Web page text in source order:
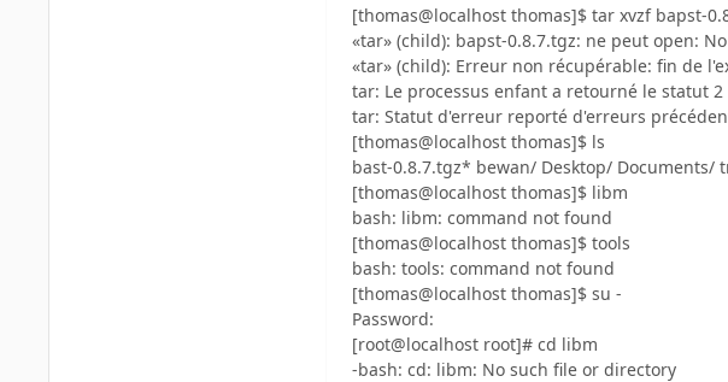
[thomas@localhost thomas]$ tar xvzf bapst-
«tar» (child): bapst-0.8.7.tgz: ne peut open:
«tar» (child): Erreur non récupérable: fin de
tar: Le processus enfant a retourné le statut 2
tar: Statut d'erreur reporté d'erreurs
[thomas@localhost thomas]$ ls
bast-0.8.7.tgz* bewan/ Desktop/ Documents/
[thomas@localhost thomas]$ libm
bash: libm: command not found
[thomas@localhost thomas]$ tools
bash: tools: command not found
[thomas@localhost thomas]$ su -
Password:
[root@localhost root]# cd libm
-bash: cd: libm: No such file or directory